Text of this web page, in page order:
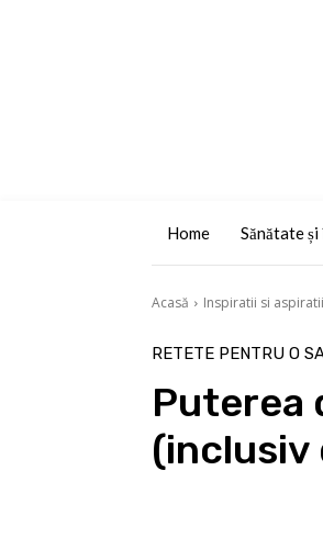
Home Sănătate
Acasă Inspiratii si aspiratii
RETETE PENTRU O
Puterea